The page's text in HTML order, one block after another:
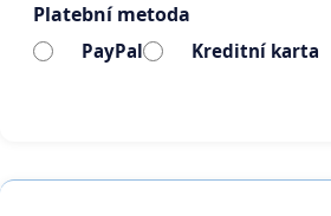
Platební metoda
PayPal Kreditní karta